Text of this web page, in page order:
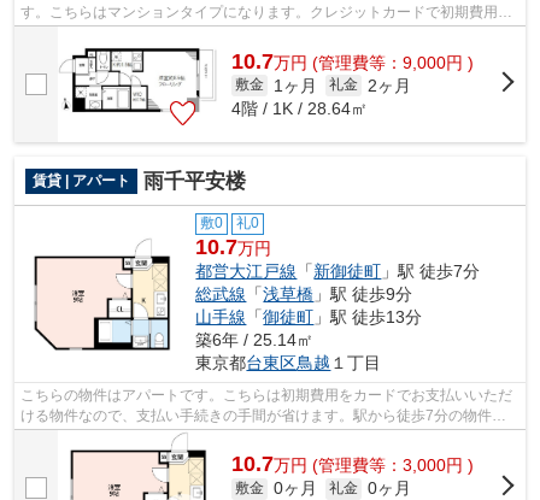
す。こちらはマンションタイプになります。クレジットカードで初期費用が
10.7万円 (管理費等：9,000円 )
敷金 1ヶ月 礼金
2ヶ月
4階 / 1K / 28.64㎡
賃貸 | アパート 雨千平安楼
敷0 礼0
10.7万円
都営大江戸線 「新御徒町 」駅 徒歩7分
総武線 「浅草橋 」駅 徒歩9分
山手線 「御徒町 」駅 徒歩13分
築6年 / 25.14㎡
東京都台東区鳥越 １丁目
こちらの物件はアパートです。こちらは初期費用をカードでお支払いいただ
ける物件なので、支払い手続きの手間が省けます。駅から徒歩7分の物件な
ら、駅前のお買い物も便利です。場所が...
10.7万円 (管理費等：3,000円 )
敷金 0ヶ月 礼金 0ヶ月